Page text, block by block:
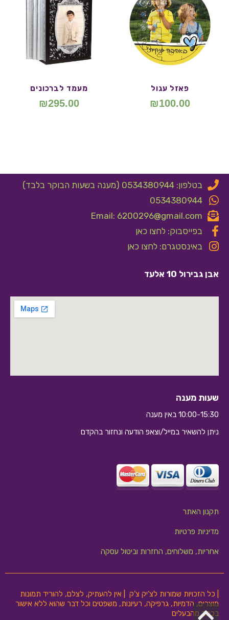
פאזל עגול
₪100.00
מעמד לברכונים
₪295.00
בטלפון: 0534380944 (מענה בשעות הבוקר בלבד)
0534380944
Email: 6200296@gmail.com
בפייסבוק: לחצו כאן
באינסטגרם: לחצו כאן
אבן גבירול 10 אלעד
שעות מענה
10:00-15:30 באין מענה
ניתן להשאיר במייל/וצאפ הודעה ונחזור בהקדם
תקנון האתר
מדיניות פרטיות
אחריות, משלוחים, החזרות וביטול עסקה
| כל הזכויות שמורות לצ'יק צ'ק | אין להעתיק, לצלם, להוריד תמונות
מוצרים, הדמיות, גרפיקה, רעיונות, משפטים וכל דבר שהוא ללא אישור
בכתב מהבעלים
גלילה